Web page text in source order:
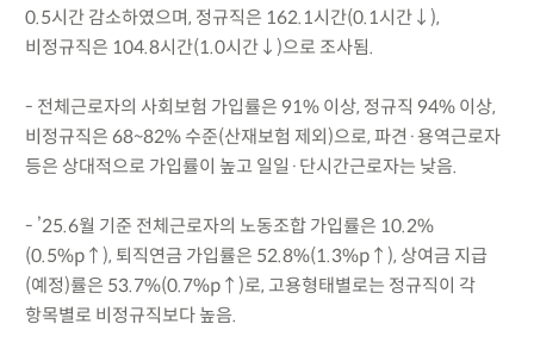
0.5시간 감소하였으며, 정규직은 162.1시간(0.1시간↓),
비정규직은 104.8시간(1.0시간↓)으로 조사됨.
- 전체근로자의 사회보험 가입률은 91% 이상, 정규직 94% 이상,
비정규직은 68~82% 수준(산재보험 제외)으로, 파견·용역근로자
등은 상대적으로 가입률이 높고 일일·단시간근로자는 낮음.
- ’25.6월 기준 전체근로자의 노동조합 가입률은 10.2%
(0.5%p↑), 퇴직연금 가입률은 52.8%(1.3%p↑), 상여금 지급
(예정)률은 53.7%(0.7%p↑)로, 고용형태별로는 정규직이 각
항목별로 비정규직보다 높음.